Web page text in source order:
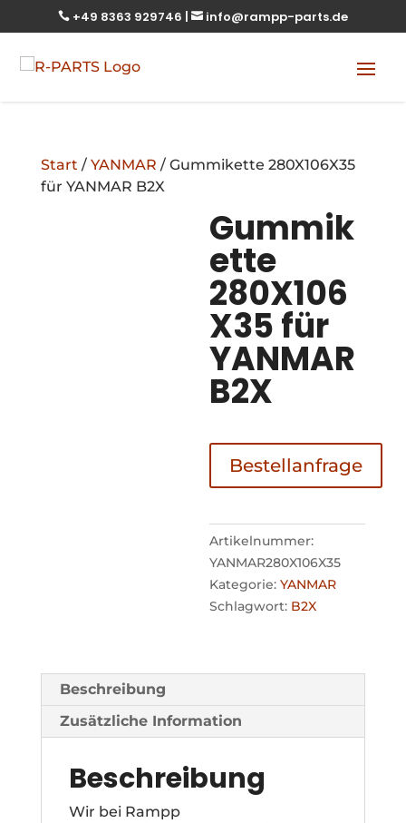
 +49 8363 929746 |  info@rampp-parts.de
Start / YANMAR / Gummikette 280X106X35
für YANMAR B2X
Gummik
ette
280X106
X35 für
YANMAR
B2X
Bestellanfrage
Artikelnummer:
YANMAR280X106X35
Kategorie:YANMAR
Schlagwort: B2X
Beschreibung
Zusätzliche Information
Beschreibung
Wir bei Rampp